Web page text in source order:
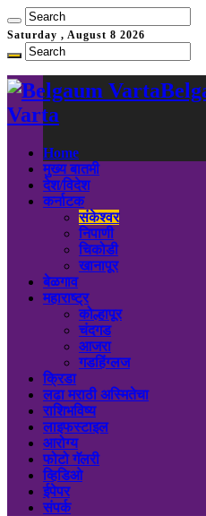
Saturday , August 8 2026
Varta
Home
मुख्य बातमी
देश/विदेश
कर्नाटक
संकेश्वर
निपाणी
चिकोडी
खानापूर
बेळगाव
महाराष्ट्र
कोल्हापूर
चंदगड
आजरा
गडहिंग्लज
क्रिडा
लढा मराठी अस्मितेचा
राशिभविष्य
लाइफस्टाइल
आरोग्य
फोटो गॅलरी
व्हिडिओ
ईपेपर
संपर्क